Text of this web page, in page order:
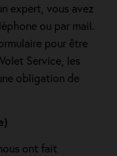
expert, vous avez
ou par mail.
pour être
Service, les
obligation de
ont fait